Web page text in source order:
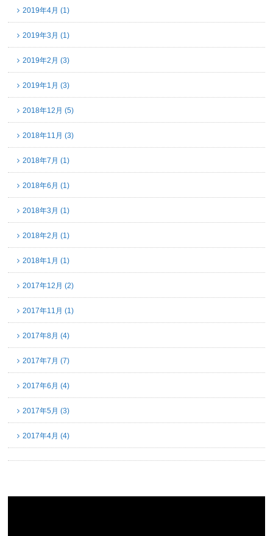
2019年4月 (1)
2019年3月 (1)
2019年2月 (3)
2019年1月 (3)
2018年12月 (5)
2018年11月 (3)
2018年7月 (1)
2018年6月 (1)
2018年3月 (1)
2018年2月 (1)
2018年1月 (1)
2017年12月 (2)
2017年11月 (1)
2017年8月 (4)
2017年7月 (7)
2017年6月 (4)
2017年5月 (3)
2017年4月 (4)